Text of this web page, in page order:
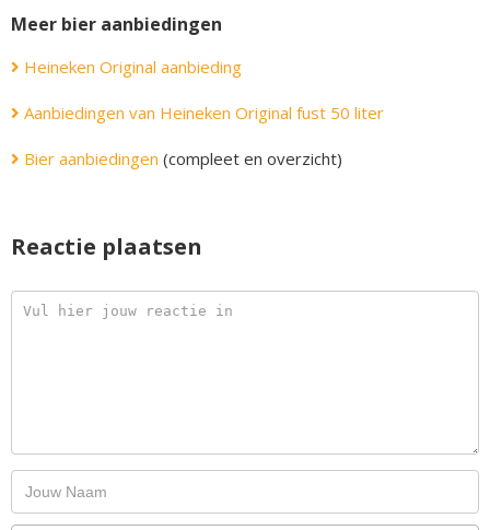
Meer bier aanbiedingen
Heineken Original aanbieding
Aanbiedingen van Heineken Original fust 50 liter
Bier aanbiedingen (compleet en overzicht)
Reactie plaatsen